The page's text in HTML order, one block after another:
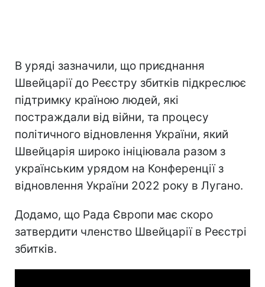
В уряді зазначили, що приєднання
Швейцарії до Реєстру збитків підкреслює
підтримку країною людей, які
постраждали від війни, та процесу
політичного відновлення України, який
Швейцарія широко ініціювала разом з
українським урядом на Конференції з
відновлення України 2022 року в Лугано.
Додамо, що Рада Європи має скоро
затвердити членство Швейцарії в Реєстрі
збитків.